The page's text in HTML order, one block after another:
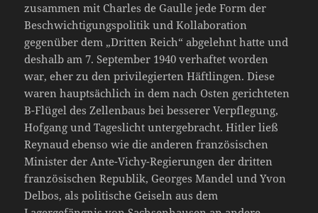
zusammen mit Charles de Gaulle jede Form der
Beschwichtigungspolitik und Kollaboration
gegenüber dem „Dritten Reich“ abgelehnt hatte und
deshalb am 7. September 1940 verhaftet worden
war, eher zu den privilegierten Häftlingen. Diese
waren hauptsächlich in dem nach Osten gerichteten
B-Flügel des Zellenbaus bei besserer Verpflegung,
Hofgang und Tageslicht untergebracht. Hitler ließ
Reynaud ebenso wie die anderen französischen
Minister der Ante-Vichy-Regierungen der dritten
französischen Republik, Georges Mandel und Yvon
Delbos, als politische Geiseln aus dem